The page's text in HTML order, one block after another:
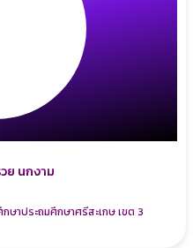
ย นกงาม
ษาประถมศึกษาศรีสะเกษ เขต 3